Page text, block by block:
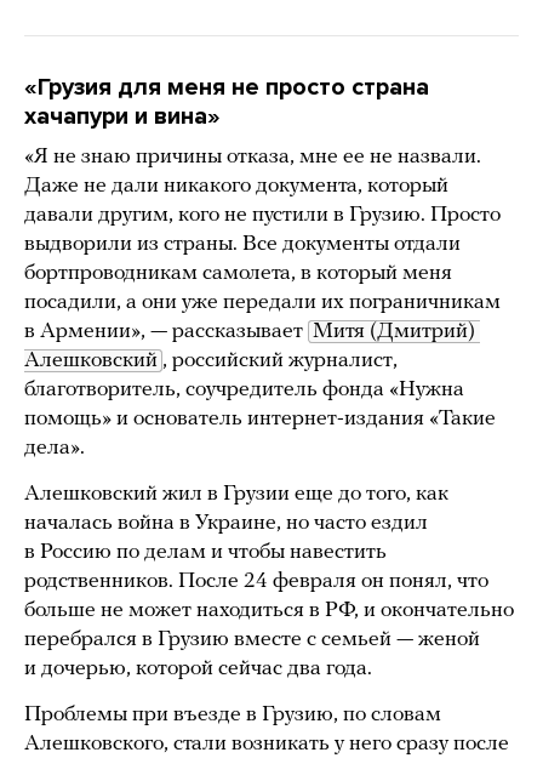
«Грузия для меня не просто страна
хачапури и вина»
«Я не знаю причины отказа, мне ее не назвали.
Даже не дали никакого документа, который
давали другим, кого не пустили в Грузию. Просто
выдворили из страны. Все документы отдали
бортпроводникам самолета, в который меня
посадили, а они уже передали их пограничникам
в Армении», — рассказывает Митя (Дмитрий)
Алешковский , российский журналист,
благотворитель, соучредитель фонда «Нужна
помощь» и основатель интернет-издания «Такие
дела».
Алешковский жил в Грузии еще до того, как
началась война в Украине, но часто ездил
в Россию по делам и чтобы навестить
родственников. После 24 февраля он понял, что
больше не может находиться в РФ, и окончательно
перебрался в Грузию вместе с семьей — женой
и дочерью, которой сейчас два года.
Проблемы при въезде в Грузию, по словам
Алешковского, стали возникать у него сразу после